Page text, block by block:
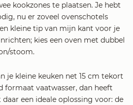
kookzones te plaatsen. Je hebt
nu er zoveel ovenschotels
kleine tip van mijn kant voor je
kies een oven met dubbel
stoom.
je kleine keuken net 15 cm tekort
formaat vaatwasser, dan heeft
daar een ideale oplossing voor: de